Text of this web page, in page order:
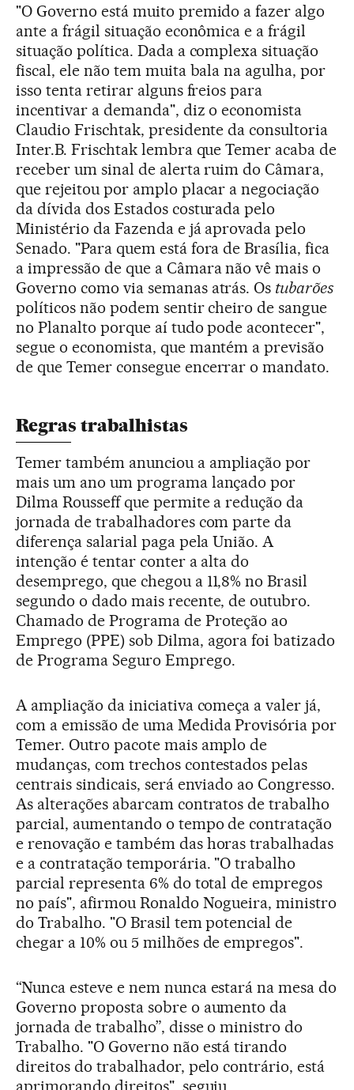
"O Governo está muito premido a fazer algo
ante a frágil situação econômica e a frágil
situação política. Dada a complexa situação
fiscal, ele não tem muita bala na agulha, por
isso tenta retirar alguns freios para
incentivar a demanda", diz o economista
Claudio Frischtak, presidente da consultoria
Inter.B. Frischtak lembra que Temer acaba de
receber um sinal de alerta ruim do Câmara,
que rejeitou por amplo placar a negociação
da dívida dos Estados costurada pelo
Ministério da Fazenda e já aprovada pelo
Senado. "Para quem está fora de Brasília, fica
a impressão de que a Câmara não vê mais o
Governo como via semanas atrás. Os tubarões
políticos não podem sentir cheiro de sangue
no Planalto porque aí tudo pode acontecer",
segue o economista, que mantém a previsão
de que Temer consegue encerrar o mandato.
Regras trabalhistas
Temer também anunciou a ampliação por
mais um ano um programa lançado por
Dilma Rousseff que permite a redução da
jornada de trabalhadores com parte da
diferença salarial paga pela União. A
intenção é tentar conter a alta do
desemprego, que chegou a 11,8% no Brasil
segundo o dado mais recente, de outubro.
Chamado de Programa de Proteção ao
Emprego (PPE) sob Dilma, agora foi batizado
de Programa Seguro Emprego.
A ampliação da iniciativa começa a valer já,
com a emissão de uma Medida Provisória por
Temer. Outro pacote mais amplo de
mudanças, com trechos contestados pelas
centrais sindicais, será enviado ao Congresso.
As alterações abarcam contratos de trabalho
parcial, aumentando o tempo de contratação
e renovação e também das horas trabalhadas
e a contratação temporária. "O trabalho
parcial representa 6% do total de empregos
no país", afirmou Ronaldo Nogueira, ministro
do Trabalho. "O Brasil tem potencial de
chegar a 10% ou 5 milhões de empregos".
“Nunca esteve e nem nunca estará na mesa do
Governo proposta sobre o aumento da
jornada de trabalho”, disse o ministro do
Trabalho. "O Governo não está tirando
direitos do trabalhador, pelo contrário, está
aprimorando direitos", seguiu.